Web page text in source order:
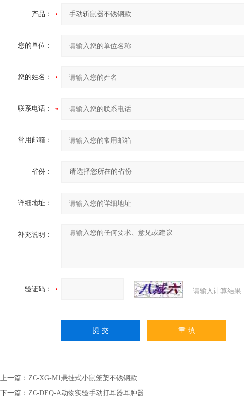
产品：
您的单位：
您的姓名：
联系电话：
常用邮箱：
省份：
详细地址：
补充说明：
验证码： 请输入计算结果
上一篇： ZC-XG-M1悬挂式小鼠笼架不锈钢款
下一篇： ZC-DEQ-A动物实验手动打耳器耳肿器